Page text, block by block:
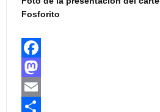
Fosforito
F
a
c
M
aE